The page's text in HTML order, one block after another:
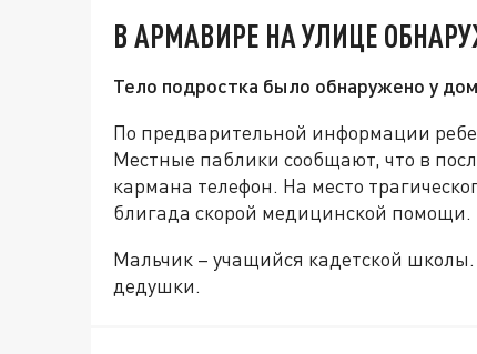
В АРМАВИРЕ НА УЛИЦЕ
Тело подростка было обнаружено у
По предварительной информации
Местные паблики сообщают, что в
кармана телефон. На место
блигада скорой медицинской помощи.
Мальчик – учащийся кадетской
дедушки.